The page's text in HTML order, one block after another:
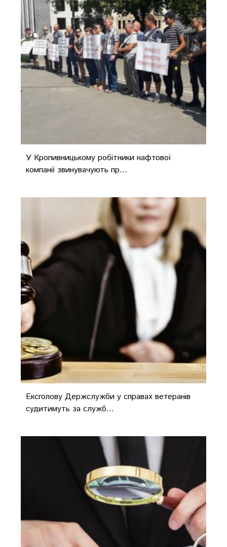
У Кропивницькому робітники нафтової
компанії звинувачують пр...
Ексголову Держслужби у справах ветеранів
судитимуть за служб...